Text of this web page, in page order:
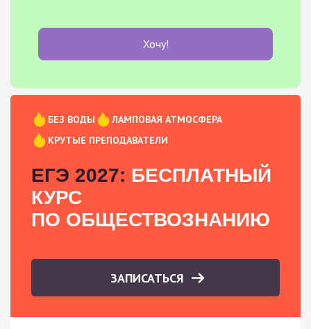
Хочу!
БЕЗ ВОДЫ
ЛАМПОВАЯ АТМОСФЕРА
КРУТЫЕ ПРЕПОДАВАТЕЛИ
ЕГЭ 2027: БЕСПЛАТНЫЙ
КУРС
ПО ОБЩЕСТВОЗНАНИЮ
ЗАПИСАТЬСЯ